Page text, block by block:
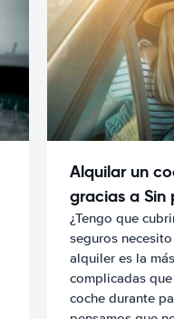
Alquilar un
gracias a Sin
¿Tengo que
seguros
alquiler es la
complicadas
coche durante